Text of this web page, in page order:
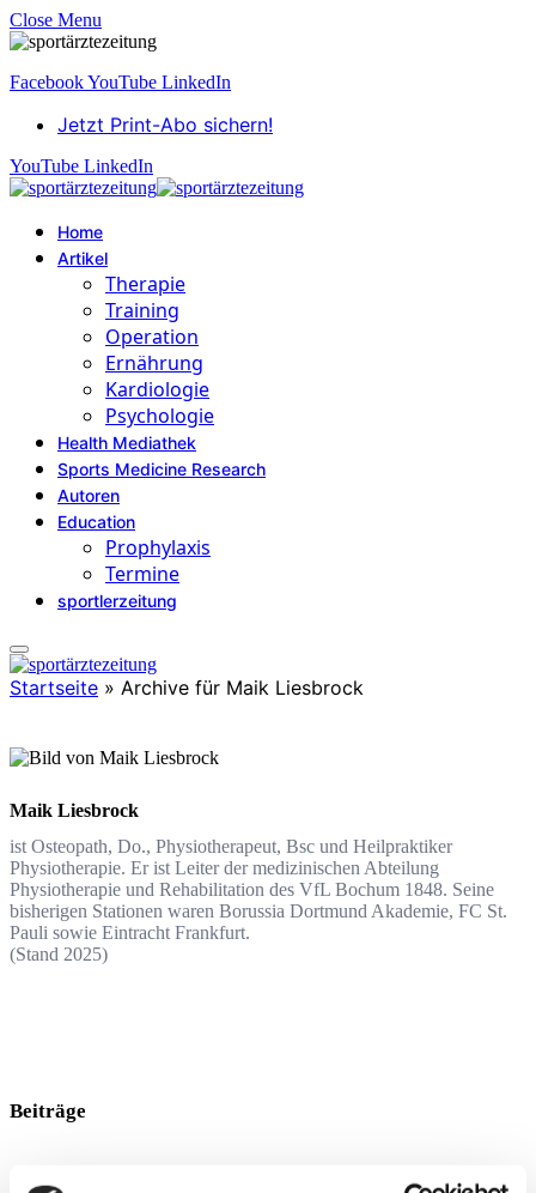
Close Menu
FacebookYouTube LinkedIn
Jetzt Print-Abo sichern!
YouTube LinkedIn
Home
Artikel
Therapie
Training
Operation
Ernährung
Kardiologie
Psychologie
Health Mediathek
Sports Medicine Research
Autoren
Education
Prophylaxis
Termine
sportlerzeitung
Startseite » Archive für Maik Liesbrock
Maik Liesbrock
ist Osteopath, Do., Physiotherapeut, Bsc und Heilpraktiker
Physiotherapie. Er ist Leiter der medizinischen Abteilung
Physiotherapie und Rehabilitation des VfL Bochum 1848. Seine
bisherigen Stationen waren Borussia Dortmund Akademie, FC St.
Pauli sowie Eintracht Frankfurt.
(Stand 2025)
Beiträge